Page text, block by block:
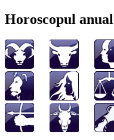
Horoscopul anual